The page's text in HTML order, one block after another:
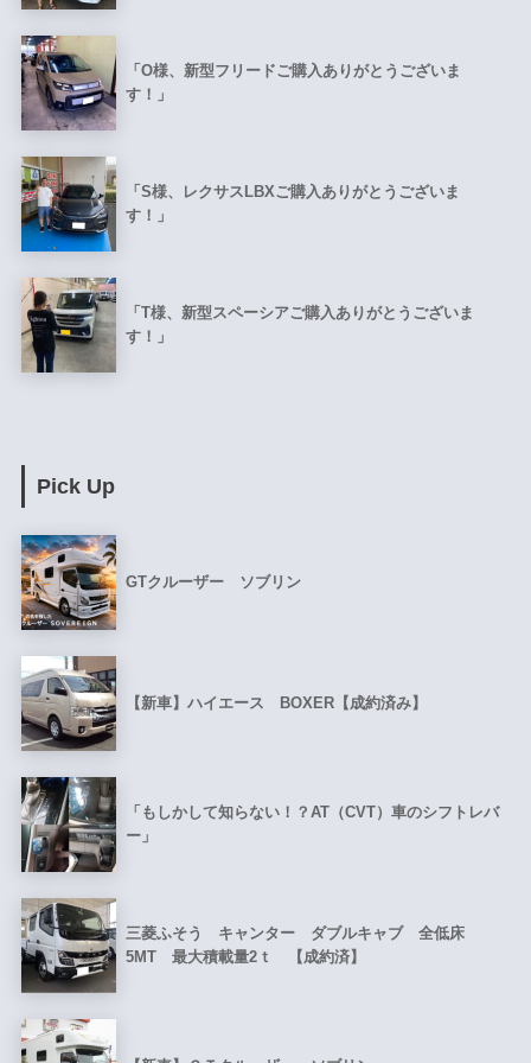
「O様、新型フリードご購入ありがとうございま
す！」
「S様、レクサスLBXご購入ありがとうございま
す！」
「T様、新型スペーシアご購入ありがとうございま
す！」
Pick Up
GTクルーザー ソブリン
【新車】ハイエース BOXER【成約済み】
「もしかして知らない！？AT（CVT）車のシフトレバ
ー」
三菱ふそう キャンター ダブルキャブ 全低床
5MT 最大積載量2ｔ 【成約済】